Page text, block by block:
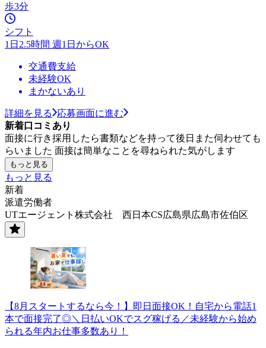
歩3分
シフト
1日2.5時間 週1日からOK
交通費支給
未経験OK
まかないあり
詳細を見る
応募画面に進む
新着口コミあり
面接に行き採用したら書類などを持って後日また伺わせても
らいました 面接は簡単なことを尋ねられた気がします
もっと見る
もっと見る
新着
派遣労働者
UTエージェント株式会社 西日本CS広島県広島市佐伯区
【8月スタートするなら今！】即日面接OK！自宅から電話1
本で面接完了◎＼日払いOKでスグ稼げる／未経験から始め
られる年内お仕事多数あり！